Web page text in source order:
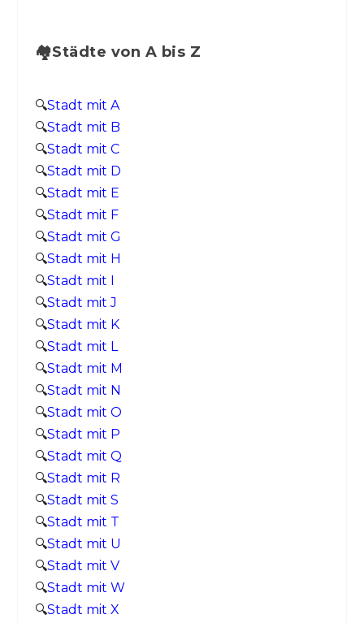
🏘️Städte von A bis Z
🔍Stadt mit A
🔍Stadt mit B
🔍Stadt mit C
🔍Stadt mit D
🔍Stadt mit E
🔍Stadt mit F
🔍Stadt mit G
🔍Stadt mit H
🔍Stadt mit I
🔍Stadt mit J
🔍Stadt mit K
🔍Stadt mit L
🔍Stadt mit M
🔍Stadt mit N
🔍Stadt mit O
🔍Stadt mit P
🔍Stadt mit Q
🔍Stadt mit R
🔍Stadt mit S
🔍Stadt mit T
🔍Stadt mit U
🔍Stadt mit V
🔍Stadt mit W
🔍Stadt mit X